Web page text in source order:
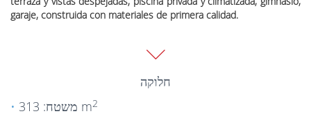
garaje, construida con materiales de primera calidad.
la preciosa ciudad de Santa Cruz de Tenerife.
y todo tipo de comercio y servicios a pocos minutos.
חלוקה
משטח: 313 m2